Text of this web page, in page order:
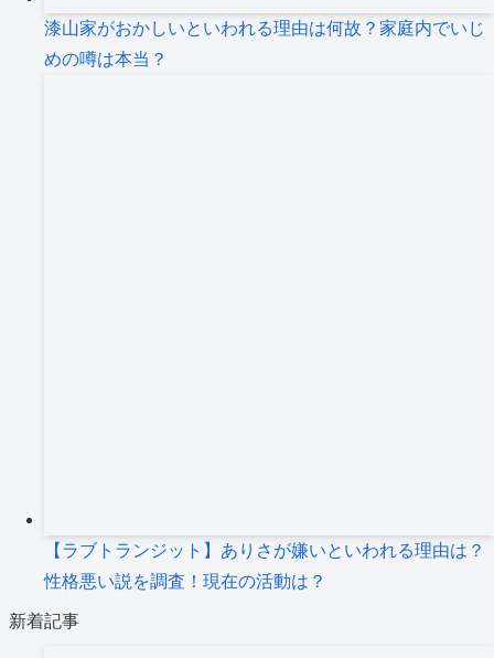
漆山家がおかしいといわれる理由は何故？家庭内でいじ
めの噂は本当？
【ラブトランジット】ありさが嫌いといわれる理由は？
性格悪い説を調査！現在の活動は？
新着記事